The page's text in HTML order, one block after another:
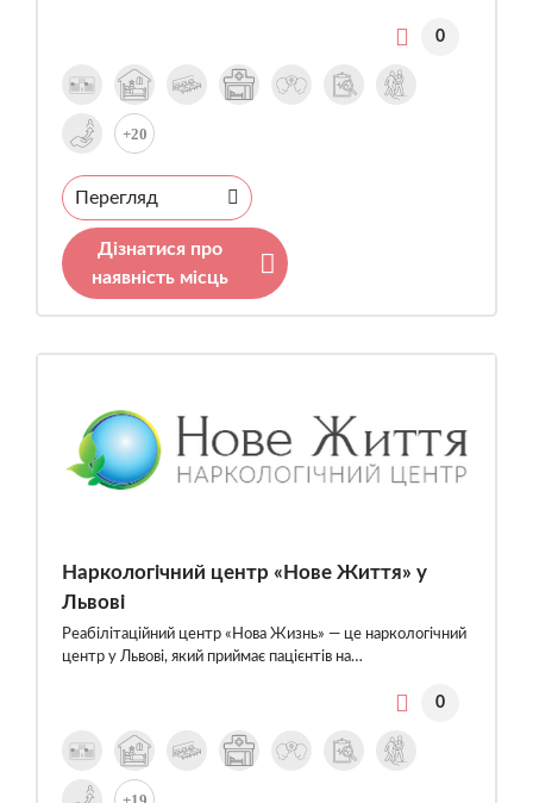
0
+20
Перегляд
Дізнатися про
наявність місць
Наркологічний центр «Нове Життя» у
Львові
Реабілітаційний центр «Нова Жизнь» — це наркологічний
центр у Львові, який приймає пацієнтів на…
0
+19